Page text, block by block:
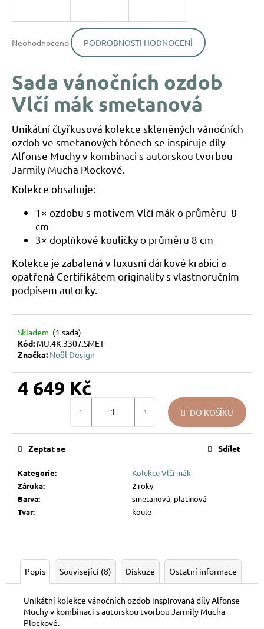
hodnocení
0,0
z
5
hvězdiček.
Neohodnoceno PODROBNOSTI HODNOCENÍ
Sada vánočních ozdob
Vlčí mák smetanová
Unikátní čtyřkusová kolekce skleněných vánočních
ozdob ve smetanových tónech se inspiruje díly
Alfonse Muchy v kombinaci s autorskou tvorbou
Jarmily Mucha Plockové.
Kolekce obsahuje:
1× ozdobu s motivem Vlčí mák o průměru 8
cm
3× doplňkové kouličky o průměru 8 cm
Kolekce je zabalená v luxusní dárkové krabici a
opatřená Certifikátem originality s vlastnoručním
podpisem autorky.
Skladem (1 sada)
Kód: MU.4K.3307.SMET
Značka: Noël Design
4 649 Kč
DO KOŠÍKU
Kategorie:
Kolekce Vlčí mák
Záruka:
2 roky
Barva:
smetanová, platinová
Tvar: koule
Zeptat se Sdílet
Popis Související (8) Diskuze Ostatní informace
Unikátní kolekce vánočních ozdob inspirovaná díly Alfonse
Muchy v kombinaci s autorskou tvorbou Jarmily Mucha
Plockové.
í
?
HLEDAT
D
č
u
j
m
e
SKLENĚNÁ
OZDOBA
Kč